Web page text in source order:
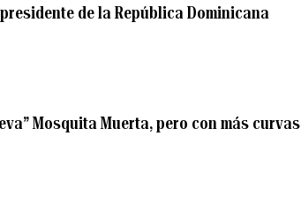
de la República Dominicana
Mosquita Muerta, pero con más curvas